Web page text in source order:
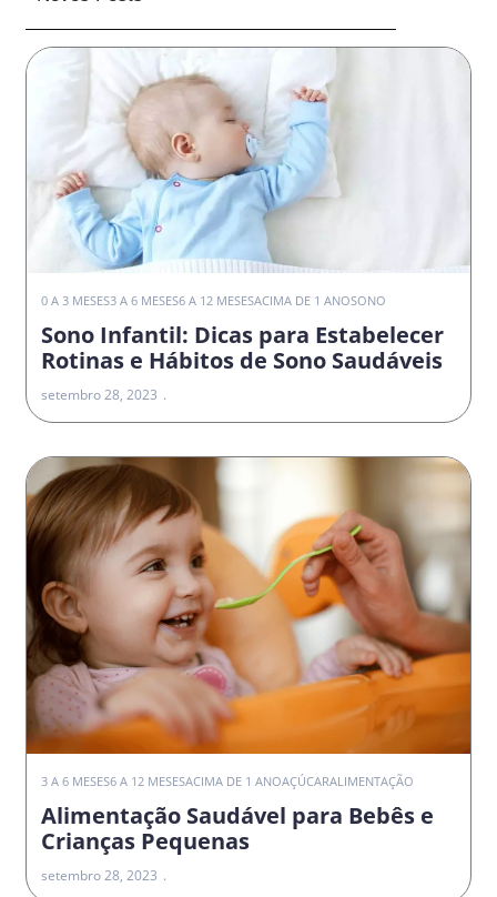
0 A 3 MESES3 A 6 MESES6 A 12 MESESACIMA DE 1 ANOSONO
Sono Infantil: Dicas para Estabelecer
Rotinas e Hábitos de Sono Saudáveis
setembro 28, 2023
3 A 6 MESES6 A 12 MESESACIMA DE 1 ANOAÇÚCARALIMENTAÇÃO
Alimentação Saudável para Bebês e
Crianças Pequenas
setembro 28, 2023